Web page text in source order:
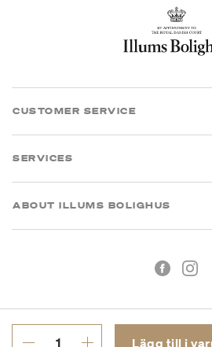
CUSTOMER SERVICE
SERVICES
ABOUT ILLUMS BOLIGHUS